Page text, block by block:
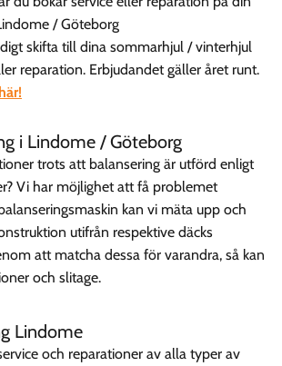
/ Göteborg
skifta till dina sommarhjul / vinterhjul
reparation. Erbjudandet gäller året runt.
i Lindome / Göteborg
trots att balansering är utförd enligt
Vi har möjlighet att få problemet
kan vi mäta upp och
utifrån respektive däcks
att matcha dessa för varandra, så kan
och slitage.
Lindome
och reparationer av alla typer av